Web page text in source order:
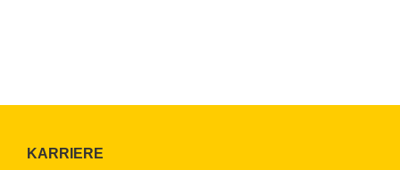
KAR­RIE­RE